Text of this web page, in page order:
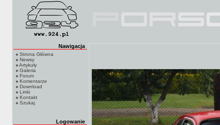
Nawigacja
Strona Główna
Newsy
Artykuły
Galeria
Forum
Komentarze
Download
Linki
Kontakt
Szukaj
Logowanie